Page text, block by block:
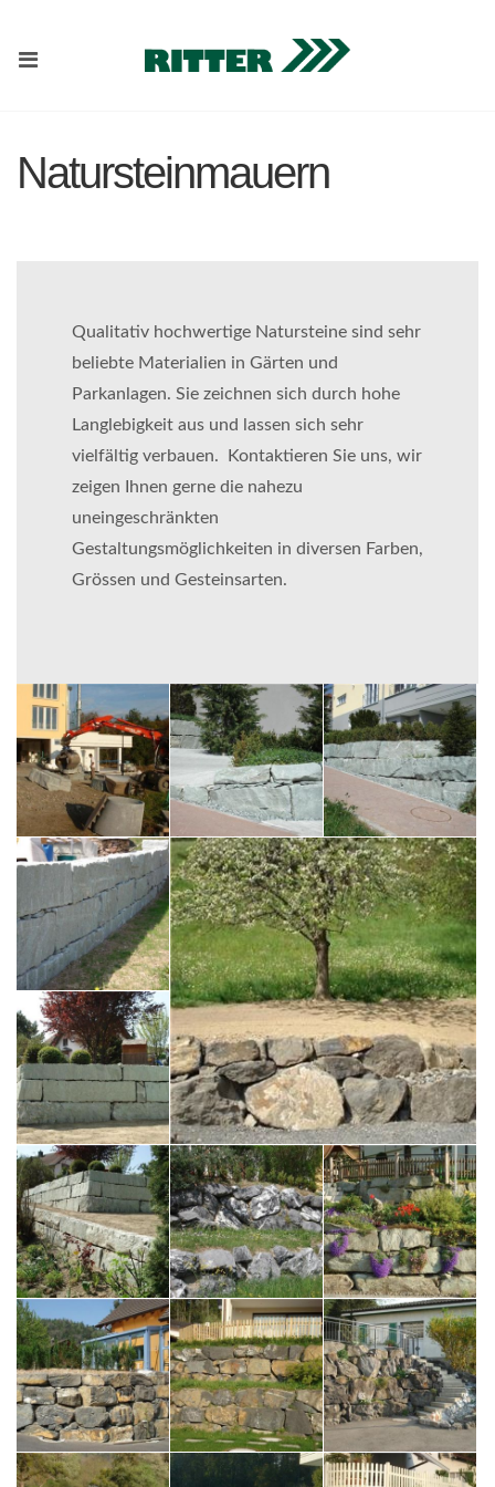
Natursteinmauern
Qualitativ hochwertige Natursteine sind sehr
beliebte Materialien in Gärten und
Parkanlagen. Sie zeichnen sich durch hohe
Langlebigkeit aus und lassen sich sehr
vielfältig verbauen. Kontaktieren Sie uns, wir
zeigen Ihnen gerne die nahezu
uneingeschränkten
Gestaltungsmöglichkeiten in diversen Farben,
Grössen und Gesteinsarten.